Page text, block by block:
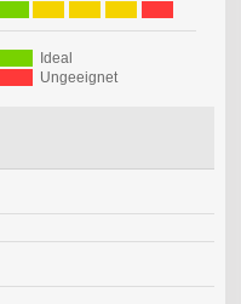
Ideal
Ungeeignet